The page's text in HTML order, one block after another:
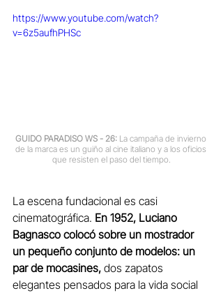
https://www.youtube.com/watch?
v=6z5aufhPHSc
GUIDO PARADISO WS - 26: La campaña de invierno
de la marca es un guiño al cine italiano y a los oficios
que resisten el paso del tiempo.
La escena fundacional es casi
cinematográfica. En 1952, Luciano
Bagnasco colocó sobre un mostrador
un pequeño conjunto de modelos: un
par de mocasines, dos zapatos
elegantes pensados para la vida social